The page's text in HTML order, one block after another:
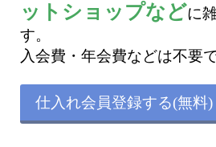
ットショップなどに
す。
入会費・年会費などは不要で
仕入れ会員登録する(無料)